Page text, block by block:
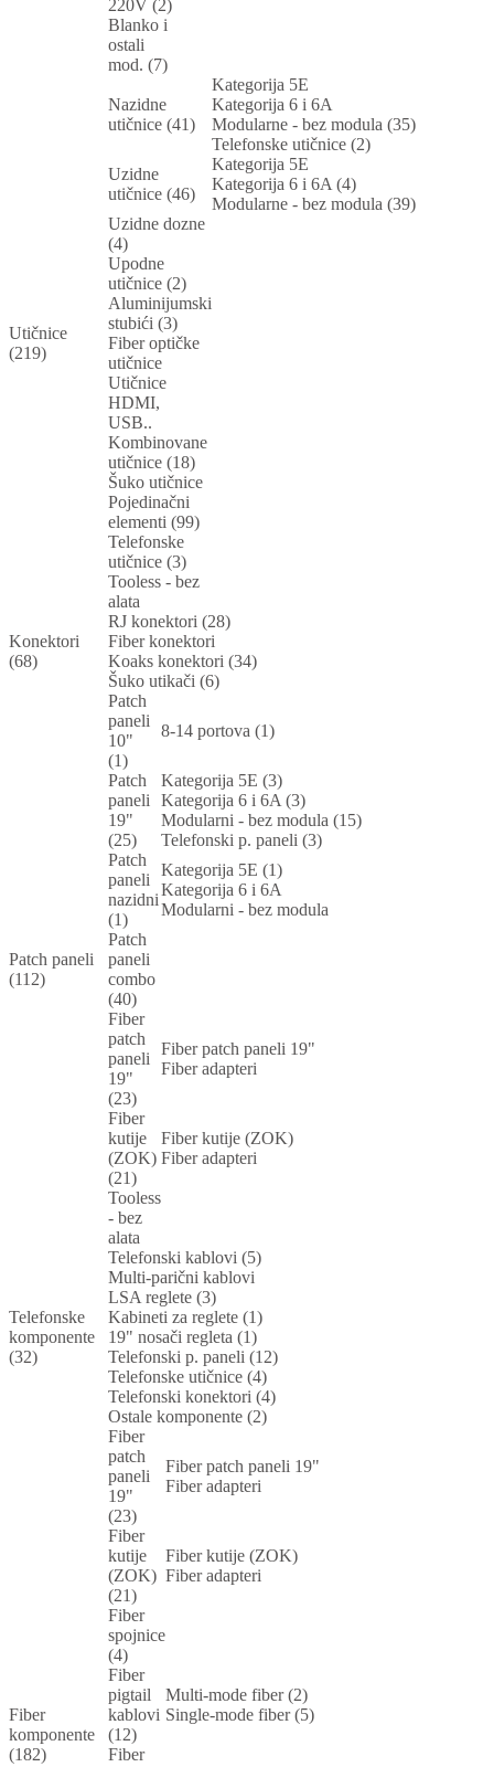
220V (2)
Blanko i
ostali
mod. (7)
Utičnice
(219)
Nazidne
utičnice (41)
Kategorija 5E
Kategorija 6 i 6A
Modularne - bez modula (35)
Telefonske utičnice (2)
Uzidne
utičnice (46)
Kategorija 5E
Kategorija 6 i 6A (4)
Modularne - bez modula (39)
Uzidne dozne
(4)
Upodne
utičnice (2)
Aluminijumski
stubići (3)
Fiber optičke
utičnice
Utičnice
HDMI,
USB..
Kombinovane
utičnice (18)
Šuko utičnice
Pojedinačni
elementi (99)
Telefonske
utičnice (3)
Tooless - bez
alata
Konektori
(68)
RJ konektori (28)
Fiber konektori
Koaks konektori (34)
Šuko utikači (6)
Patch paneli
(112)
Patch
paneli
10"
(1)
8-14 portova (1)
Patch
paneli
19"
(25)
Kategorija 5E (3)
Kategorija 6 i 6A (3)
Modularni - bez modula (15)
Telefonski p. paneli (3)
Patch
paneli
nazidni
(1)
Kategorija 5E (1)
Kategorija 6 i 6A
Modularni - bez modula
Patch
paneli
combo
(40)
Fiber
patch
paneli
19"
(23)
Fiber patch paneli 19"
Fiber adapteri
Fiber
kutije
(ZOK)
(21)
Fiber kutije (ZOK)
Fiber adapteri
Tooless
- bez
alata
Telefonske
komponente
(32)
Telefonski kablovi (5)
Multi-parični kablovi
LSA reglete (3)
Kabineti za reglete (1)
19" nosači regleta (1)
Telefonski p. paneli (12)
Telefonske utičnice (4)
Telefonski konektori (4)
Ostale komponente (2)
Fiber
komponente
(182)
Fiber
patch
paneli
19"
(23)
Fiber patch paneli 19"
Fiber adapteri
Fiber
kutije
(ZOK)
(21)
Fiber kutije (ZOK)
Fiber adapteri
Fiber
spojnice
(4)
Fiber
pigtail
kablovi
(12)
Multi-mode fiber (2)
Single-mode fiber (5)
Fiber